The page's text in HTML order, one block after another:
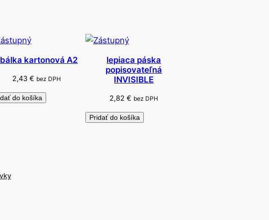
o
kartonová A2
2,43 € bez DPH
do košíka
lepiaca páska
popisovateľná
INVISIBLE
2,82€ bez DPH
Pridať do košíka